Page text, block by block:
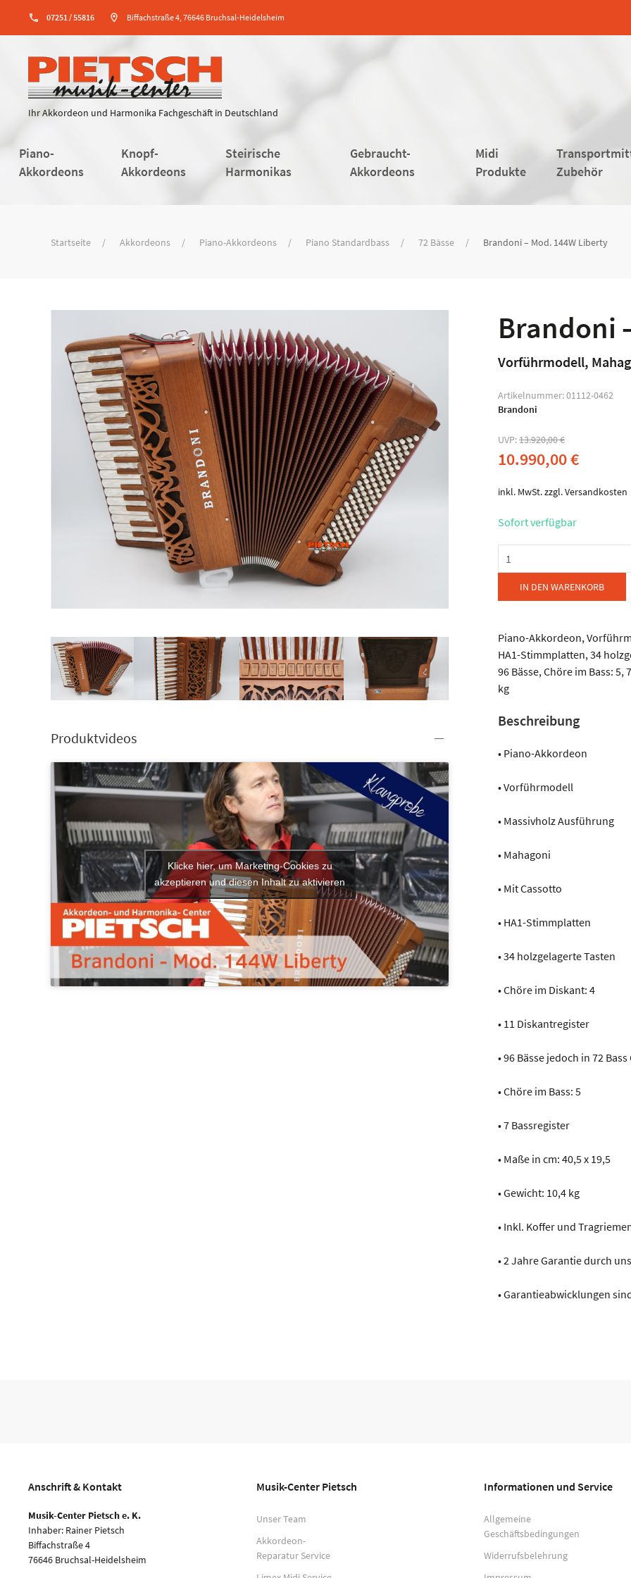
phone 07251 / 55816 location_on Biffachstraße 4, 76646 Bruchsal-Heidelsheim
Ihr Akkordeon und Harmonika Fachgeschäft in Deutschland
Piano-
Akkordeons
Knopf-
Akkordeons
Steirische
Harmonikas
Gebraucht-
Akkordeons
Midi
Produkte
Zubehör
Startseite Akkordeons Piano-Akkordeons Piano Standardbass 72 Bässe Brandoni – Mod. 144W Liberty
Produktvideos
Klicke hier, um Marketing-Cookies zu
akzeptieren und diesen Inhalt zu aktivieren
Brandoni
Vorführmodell,
Artikelnummer:01112-0462
Brandoni
UVP:13.920,00€
10.990,00€
inkl. MwSt.zzgl.Versandkosten
Sofort verfügbar
Brandoni
-
Mod.
144W
Menge
IN DEN WARENKORB
Piano-Akkordeon,
HA1-Stimmplatten, 34
96 Bässe, Chöre im Bass: 5,
kg
Beschreibung
• Piano-Akkordeon
• Vorführmodell
• Massivholz Ausführung
• Mahagoni
• Mit Cassotto
• HA1-Stimmplatten
• 34 holzgelagerte Tasten
• Chöre im Diskant: 4
• 11 Diskantregister
• 96 Bässe jedoch in 72
• Chöre im Bass: 5
• 7 Bassregister
• Maße in cm: 40,5 x 19,5
• Gewicht: 10,4 kg
• Inkl. Koffer und
• 2 Jahre Garantie durch
• Garantieabwicklungen
Anschrift & Kontakt
Musik-Center Pietsch e. K.
Inhaber: Rainer Pietsch
Biffachstraße 4
76646 Bruchsal-Heidelsheim
Musik-Center Pietsch
Unser Team
Akkordeon-
Reparatur Service
Informationen und Service
Allgemeine
Geschäftsbedingungen
Widerrufsbelehrung